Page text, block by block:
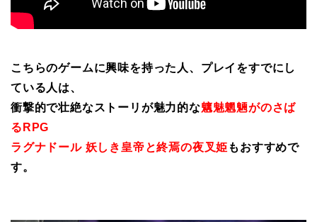
こちらのゲームに興味を持った人、プレイをすでにし
ている人は、
衝撃的で壮絶なストーリが魅力的な魑魅魍魎がのさば
るRPG
ラグナドール 妖しき皇帝と終焉の夜叉姫 もおすすめで
す。